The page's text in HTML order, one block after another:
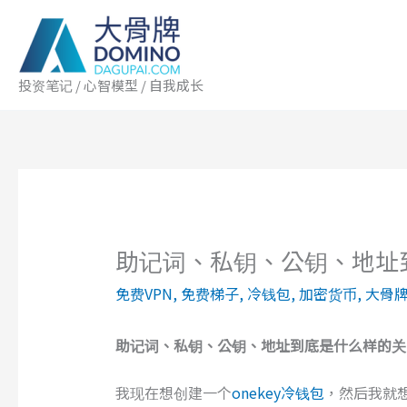
投资笔记 / 心智模型 / 自我成长
助记词、私钥、公钥、地
免费VPN, 免费梯子, 冷钱包,加密货币, 大骨
助记词 、 私钥、 公钥、 地址到底是什么样的
我现在想创建一个onekey冷钱包 ，然后我就